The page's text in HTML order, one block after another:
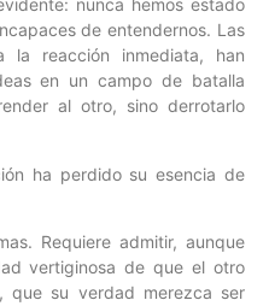
nunca hemos estado
de entendernos. Las
la reacción inmediata, han
en un campo de batalla
al otro, sino derrotarlo
ha perdido su esencia de
Requiere admitir, aunque
vertiginosa de que el otro
que su verdad merezca ser